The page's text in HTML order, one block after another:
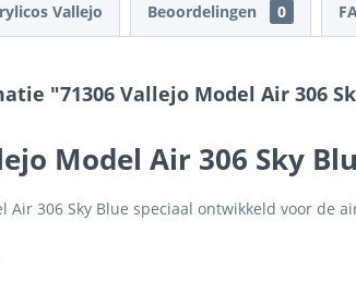
Vallejo Beoordelingen 0
"71306 Vallejo Model Air 306
Model Air 306 Sky
Air 306 Sky Blue speciaal ontwikkeld voor de